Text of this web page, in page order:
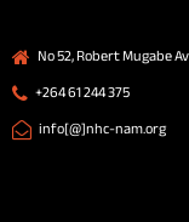
No 52, Robert Mugabe
+264 61 244 375
info[@]nhc-nam.org